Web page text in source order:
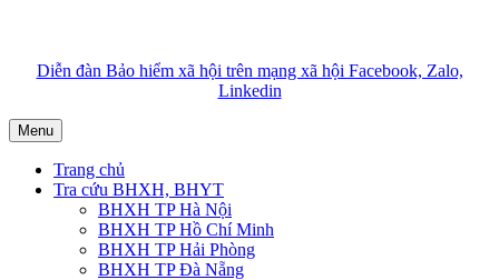
Diễn đàn Bảo hiểm xã hội trên mạng xã hội Facebook, Zalo,
Linkedin
Menu
Trang chủ
Tra cứu BHXH, BHYT
BHXH TP Hà Nội
BHXH TP Hồ Chí Minh
BHXH TP Hải Phòng
BHXH TP Đà Nẵng